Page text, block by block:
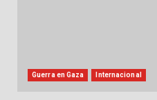
Guerra en Gaza Internacional